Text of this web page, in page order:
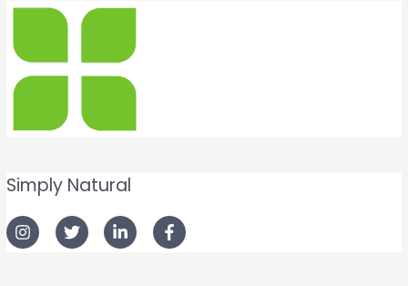
Simply Natural